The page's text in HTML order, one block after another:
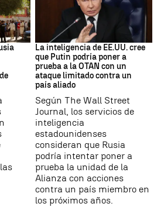
OTAN
La inteligencia de EE.UU. cree
que Putin podría poner a
prueba a la OTAN con un
ataque limitado contra un
país aliado
Según The Wall Street
Journal, los servicios de
inteligencia
estadounidenses
consideran que Rusia
podría intentar poner a
prueba la unidad de la
Alianza con acciones
contra un país miembro en
los próximos años.